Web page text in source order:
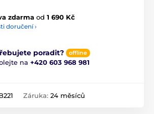
zdarma od 1 690 Kč
doručení ›
poradit? offline
na +420 603 968 981
Záruka: 24 měsíců